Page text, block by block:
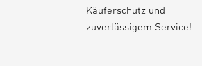
Käuferschutz und
zuverlässigem Service!